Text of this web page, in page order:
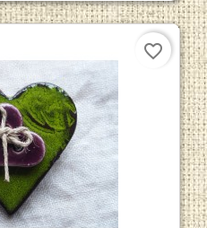
favorite_border